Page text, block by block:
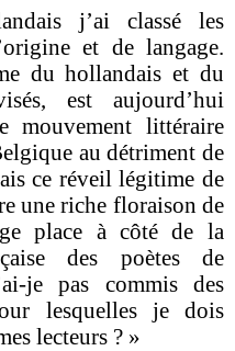
j’ai classé les
et de langage.
du hollandais et du
est aujourd’hui
mouvement littéraire
au détriment de
ce réveil légitime de
une riche floraison de
place à côté de la
des poètes de
je pas commis des
lesquelles je dois
lecteurs ? »